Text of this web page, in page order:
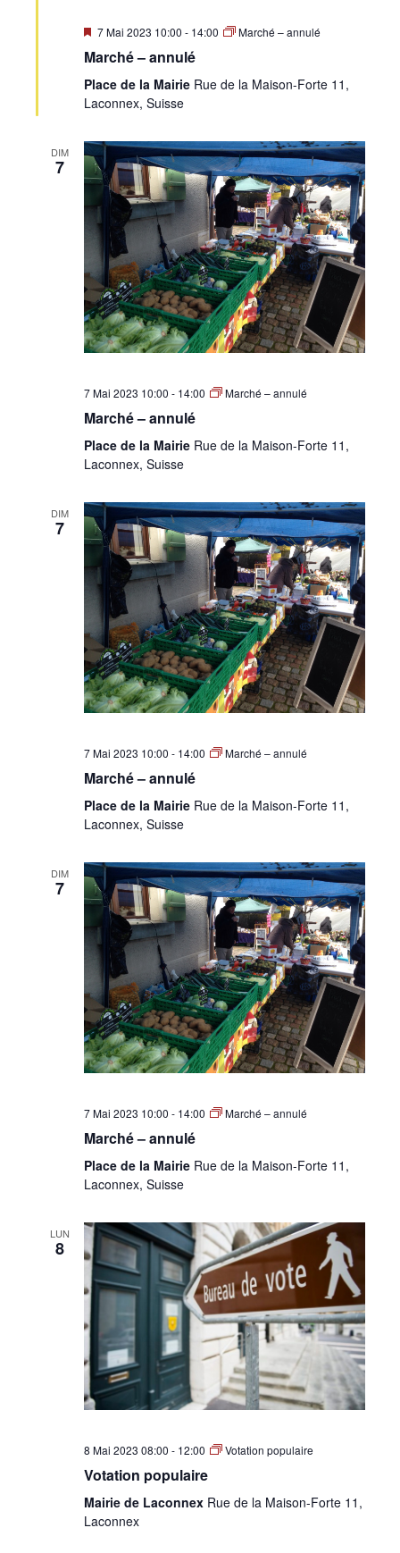
Mis
avant
7 Mai 2023 10:00 - 14:00 Marché – annulé
Marché – annulé
Place de la Mairie Rue de la Maison-Forte 11,
Laconnex, Suisse
DIM
7
7 Mai 2023 10:00 - 14:00 Marché – annulé
Marché – annulé
Place de la Mairie Rue de la Maison-Forte 11,
Laconnex, Suisse
DIM
7
7 Mai 2023 10:00 - 14:00 Marché – annulé
Marché – annulé
Place de la Mairie Rue de la Maison-Forte 11,
Laconnex, Suisse
DIM
7
7 Mai 2023 10:00 - 14:00 Marché – annulé
Marché – annulé
Place de la Mairie Rue de la Maison-Forte 11,
Laconnex, Suisse
LUN
8
8 Mai 2023 08:00 - 12:00 Votation populaire
Votation populaire
Mairie de Laconnex Rue de la Maison-Forte 11,
Laconnex